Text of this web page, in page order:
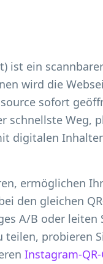
ist ein
wird die
sofort
schnellste Weg,
digitalen
ermöglichen
den gleichen
A/B oder leiten
probieren
Instagram-